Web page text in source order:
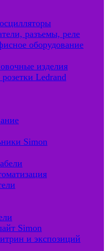
разъемы, реле
оборудование
изделия
Ledrand
Simon
Simon
и экспозиций